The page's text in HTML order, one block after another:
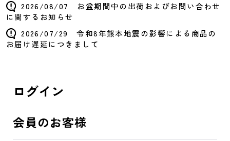
2026/08/07 お盆期間中の出荷およびお問い合わせ
に関するお知らせ
2026/07/29 令和8年熊本地震の影響による商品の
お届け遅延につきまして
ログイン
会員のお客様